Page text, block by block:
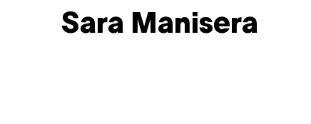
Sara Manisera